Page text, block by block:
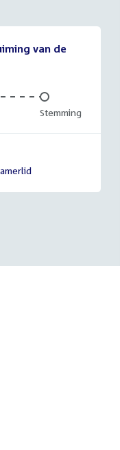
van de
Onvoltooid:
Stemming